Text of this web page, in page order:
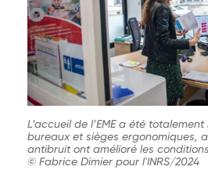
L’accueil de l’EME a été
bureaux et sièges ergonomiques,
antibruit ont amélioré les
© Fabrice Dimier pour l'INRS/2024